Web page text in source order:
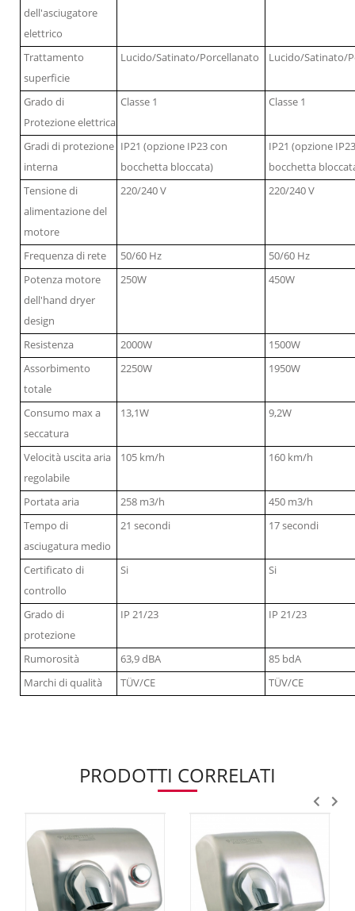
dell'asciugatore
elettrico
Trattamento
superficie
Lucido/Satinato/Porcellanato Lucido/Satinato/
Grado di
Protezione elettrica
Classe 1 Classe 1
Gradi di protezione
interna
IP21 (opzione IP23 con
bocchetta bloccata)
IP21 (opzione
bocchetta
Tensione di
alimentazione del
motore
220/240 V 220/240 V
Frequenza di rete 50/60 Hz
50/60 Hz
Potenza motore
dell'hand dryer
design
250W 450W
Resistenza 2000W
1500W
Assorbimento
totale
2250W 1950W
Consumo max a
seccatura
13,1W 9,2W
Velocità uscita aria
regolabile
105 km/h 160 km/h
Portata aria 258 m3/h
450 m3/h
Tempo di
asciugatura medio
21 secondi 17 secondi
Certificato di
controllo
Si Si
Grado di
protezione
IP 21/23 IP 21/23
Rumorosità 63,9 dBA
85 bdA
Marchi di qualità
TÜV/CE TÜV/CE
PRODOTTI CORRELATI